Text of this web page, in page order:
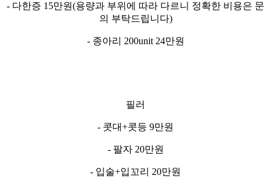
- 다한증 15만원(용량과 부위에 따라 다르니 정확한 비용은 문
의 부탁드립니다)
- 종아리 200unit 24만원
필러
- 콧대+콧등 9만원
- 팔자 20만원
- 입술+입꼬리 20만원